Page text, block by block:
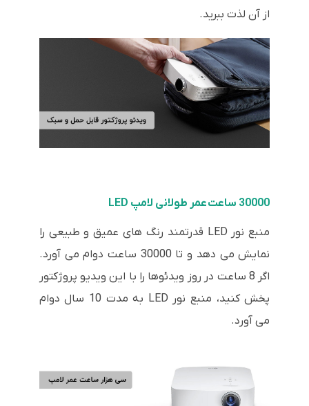
از آن لذت ببرید.
30000 ساعت عمر طولانی لامپ LED
منبع نور LED قدرتمند رنگ های عمیق و طبیعی را
نمایش می دهد و تا 30000 ساعت دوام می آورد.
اگر 8 ساعت در روز ویدئوها را با این ویدیو پروژکتور
پخش کنید، منبع نور LED به مدت 10 سال دوام
می آورد.